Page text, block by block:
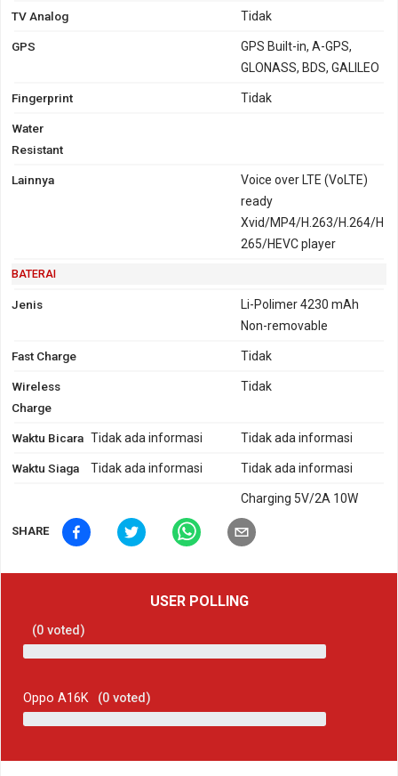
TV Analog Tidak
GPS
GPS Built-in, A-GPS,
GLONASS, BDS, GALILEO
Fingerprint Tidak
Water
Resistant
Lainnya
Voice over LTE (VoLTE)
ready
Xvid/MP4/H.263/H.264/H
265/HEVC player
BATERAI
Jenis
Li-Polimer 4230 mAh
Non-removable
Fast Charge Tidak
Wireless
Charge
Tidak
Waktu Bicara Tidak ada informasi Tidak ada informasi
Waktu Siaga Tidak ada informasi Tidak ada informasi
Charging 5V/2A 10W
SHARE
USER POLLING
(0 voted)
Oppo A16K (0 voted)